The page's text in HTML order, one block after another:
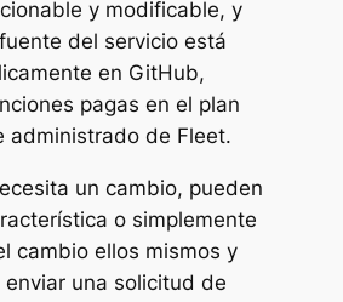
y modificable, y
del servicio está
en GitHub,
pagas en el plan
administrado de Fleet.
un cambio, pueden
o simplemente
cambio ellos mismos y
una solicitud de